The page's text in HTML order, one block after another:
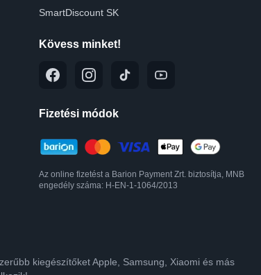
SmartDiscount SK
Kövess minket!
Fizetési módok
Az online fizetést a Barion Payment Zrt. biztosítja, MNB
engedély száma: H-EN-1-1064/2013
kiegészítőket Apple, Samsung, Xiaomi és más